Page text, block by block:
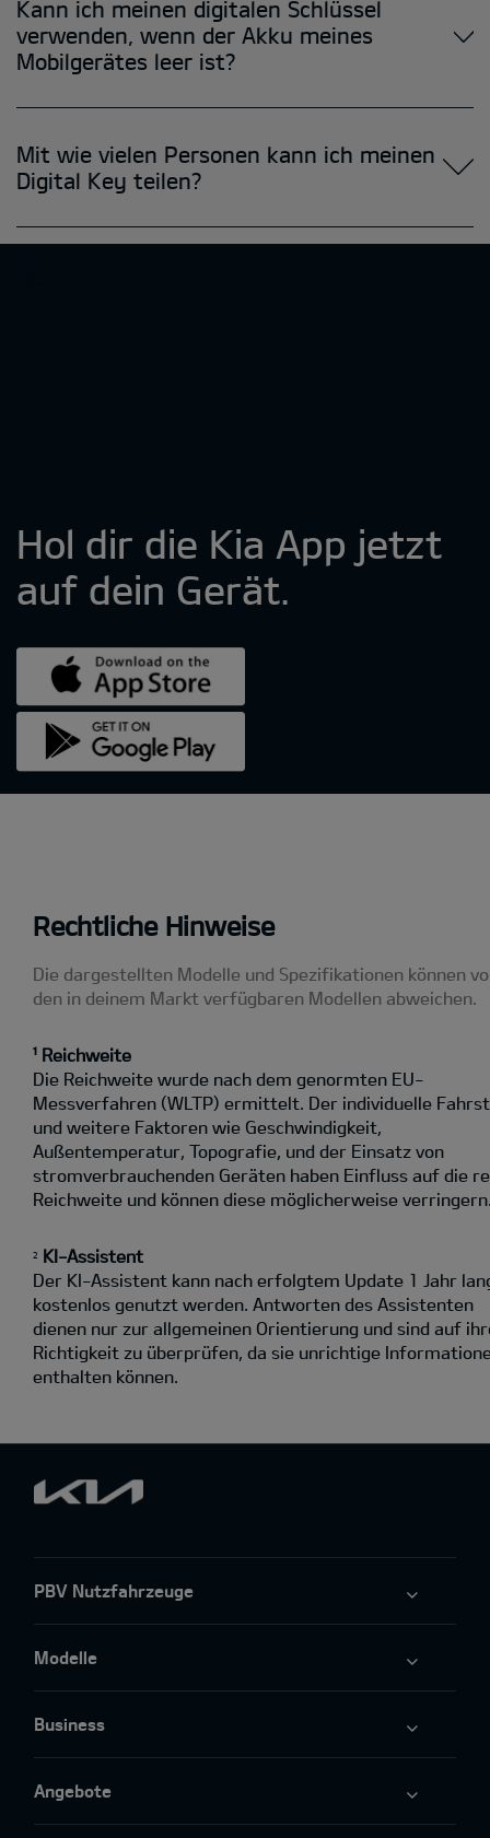
Rechtliche Hinweise
Die dargestellten Modelle und Spezifikationen können
den in deinem Markt verfügbaren Modellen abweichen.
¹ Reichweite
Die Reichweite wurde nach dem genormten EU-
Messverfahren (WLTP) ermittelt. Der individuelle
und weitere Faktoren wie Geschwindigkeit,
Außentemperatur, Topografie‚ und der Einsatz von
stromverbrauchenden Geräten haben Einfluss auf die
Reichweite und können diese möglicherweise
2 KI-Assistent
Der KI-Assistent kann nach erfolgtem Update 1 Jahr
kostenlos genutzt werden. Antworten des Assistenten
dienen nur zur allgemeinen Orientierung und sind auf
Richtigkeit zu überprüfen, da sie unrichtige
enthalten können.
PBV Nutzfahrzeuge
Modelle
Business
Angebote